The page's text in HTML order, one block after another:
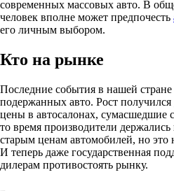
современных массовых авто. В
человек вполне может предпочесть
его личным выбором.
Кто на рынке
Последние события в нашей
подержанных авто. Рост
цены в автосалонах, сумасшедшие
то время производители
старым ценам автомобилей, но это
И теперь даже государственная
дилерам противостоять рынку.